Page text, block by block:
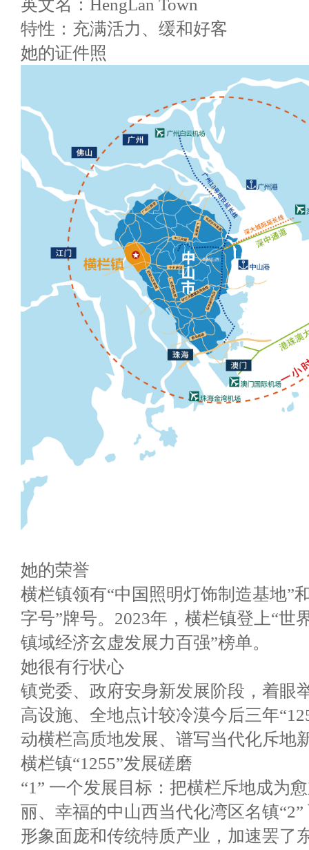
英文名：HengLan Town
特性：充满活力、缓和好客
她的证件照
她的荣誉
横栏镇领有“中国照明灯饰制造基地”
字号”牌号。2023年，横栏镇登上“世
镇域经济玄虚发展力百强”榜单。
她很有行状心
镇党委、政府安身新发展阶段，着眼
高设施、全地点计较冷漠今后三年
动横栏高质地发展、谱写当代化斥地
横栏镇“1255”发展磋磨
“1” 一个发展目标：把横栏斥地成为
丽、幸福的中山西当代化湾区名镇
形象面庞和传统特质产业，加速罢了